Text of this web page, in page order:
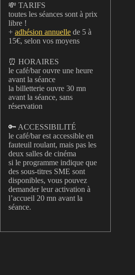
💸 TARIFS
toutes les séances sont à prix
libre !
+ adhésion annuelle de 5 à
15€, selon vos moyens
⏰ HORAIRES
le café/bar ouvre une heure
avant la séance
la billetterie ouvre 30 mn
avant la séance, sans
réservation
🔑 ACCESSIBILITÉ
le café/bar est accessible en
fauteuil roulant, mais pas les
deux salles de cinéma
si le programme indique que
des sous-titres SME sont
disponibles, vous pouvez
demander leur activation à
l’accueil 20 mn avant la
séance.